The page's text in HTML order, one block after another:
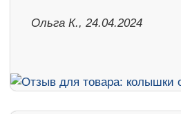
Ольга К., 24.04.2024